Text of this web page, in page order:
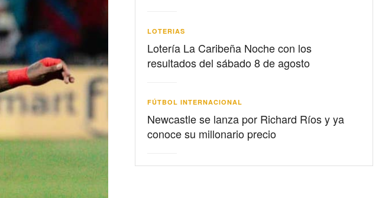
LOTERIAS
Lotería La Caribeña Noche con los
resultados del sábado 8 de agosto
FÚTBOL INTERNACIONAL
Newcastle se lanza por Richard Ríos y ya
conoce su millonario precio